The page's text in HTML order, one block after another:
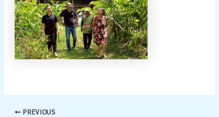
PREVIOUS